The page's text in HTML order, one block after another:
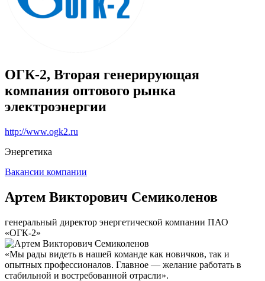
ОГК-2, Вторая генерирующая
компания оптового рынка
электроэнергии
http://www.ogk2.ru
Энергетика
Вакансии компании
Артем Викторович Семиколенов
генеральный директор энергетической компании ПАО
«ОГК-2»
«Мы рады видеть в нашей команде как новичков, так и
опытных профессионалов. Главное — желание работать в
стабильной и востребованной отрасли».